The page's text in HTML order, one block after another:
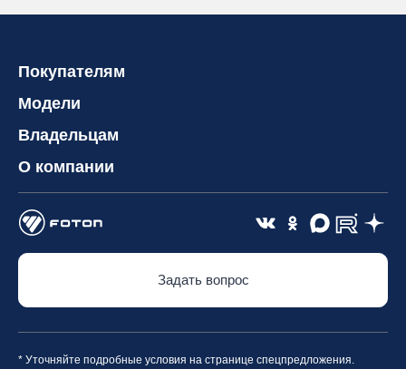
Покупателям
Модели
Владельцам
О компании
Задать вопрос
* Уточняйте подробные условия на странице спецпредложения.